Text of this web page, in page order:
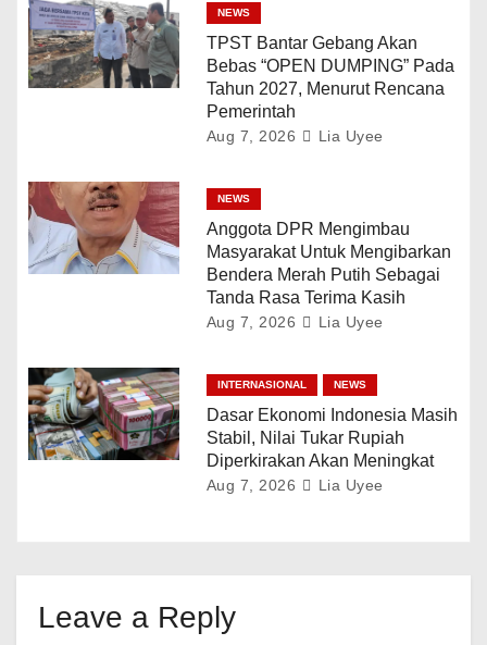
NEWS
TPST Bantar Gebang Akan
Bebas “OPEN DUMPING” Pada
Tahun 2027, Menurut Rencana
Pemerintah
Aug 7, 2026 Lia Uyee
NEWS
Anggota DPR Mengimbau
Masyarakat Untuk Mengibarkan
Bendera Merah Putih Sebagai
Tanda Rasa Terima Kasih
Aug 7, 2026 Lia Uyee
INTERNASIONAL NEWS
Dasar Ekonomi Indonesia Masih
Stabil, Nilai Tukar Rupiah
Diperkirakan Akan Meningkat
Aug 7, 2026 Lia Uyee
Leave a Reply